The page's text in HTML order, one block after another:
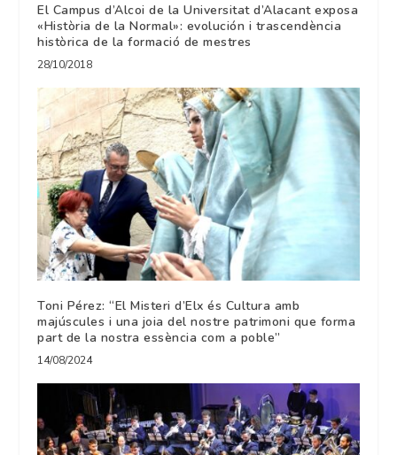
El Campus d’Alcoi de la Universitat d’Alacant exposa
«Història de la Normal»: evolución i trascendència
històrica de la formació de mestres
28/10/2018
Toni Pérez: “El Misteri d’Elx és Cultura amb
majúscules i una joia del nostre patrimoni que forma
part de la nostra essència com a poble”
14/08/2024